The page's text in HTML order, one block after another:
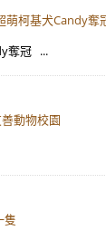
萌柯基犬Candy奪
奪冠 ...
動物校園
隻